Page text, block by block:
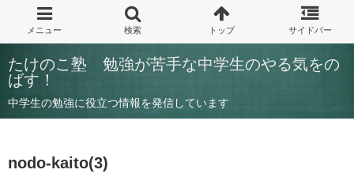
たけのこ塾 勉強が苦手な中学生のやる気をの
ばす！
中学生の勉強に役立つ情報を発信しています
nodo-kaito(3)